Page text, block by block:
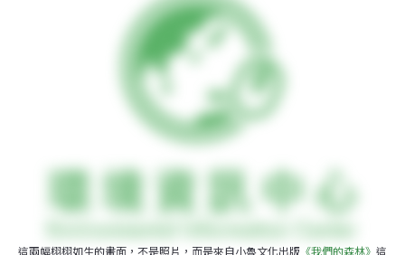
這兩幅栩栩如生的畫面，不是照片，而是來自小魯文化出版 《我們的森林》 這